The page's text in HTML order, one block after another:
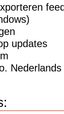
updates
Nederlands